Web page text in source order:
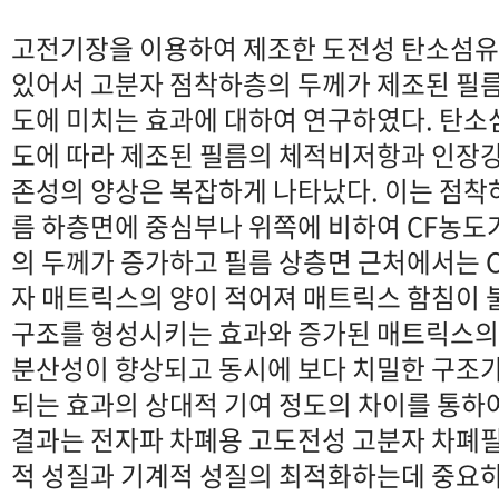
고전기장을 이용하여 제조한 도전성 탄소섬
있어서 고분자 점착하층의 두께가 제조된 필
도에 미치는 효과에 대하여 연구하였다. 탄
도에 따라 제조된 필름의 체적비저항과 인장
존성의 양상은 복잡하게 나타났다. 이는 점
름 하층면에 중심부나 위쪽에 비하여 CF농
의 두께가 증가하고 필름 상층면 근처에서는
자 매트릭스의 양이 적어져 매트릭스 함침이
구조를 형성시키는 효과와 증가된 매트릭스
분산성이 향상되고 동시에 보다 치밀한 구조
되는 효과의 상대적 기여 정도의 차이를 통
결과는 전자파 차폐용 고도전성 고분자 차폐
적 성질과 기계적 성질의 최적화하는데 중요